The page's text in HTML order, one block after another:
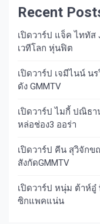
Recent
เปิดวาร์ป แจ็ค ไททัส
เวทีโลก หุ่นฟิต
เปิดวาร์ป เจมีไนน์ น
ดัง GMMTV
เปิดวาร์ป ไมกี้ ปณิธ
หล่อช่อง3 ออร่า
เปิดวาร์ป คีน สุวิจัก
สังกัดGMMTV
เปิดวาร์ป หนุ่ม ต้าห์
ซิกแพคแน่น